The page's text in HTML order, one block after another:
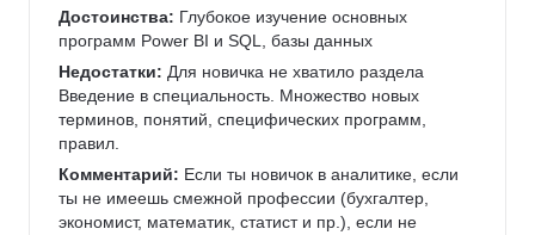
Достоинства: Глубокое изучение основных
программ Power BI и SQL, базы данных
Недостатки: Для новичка не хватило раздела
Введение в специальность. Множество новых
терминов, понятий, специфических программ,
правил.
Комментарий: Если ты новичок в аналитике, если
ты не имеешь смежной профессии (бухгалтер,
экономист, математик, статист и пр.), если не